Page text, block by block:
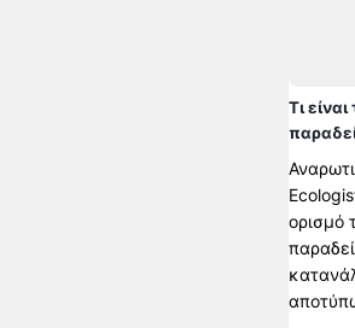
Τι
ορισμό